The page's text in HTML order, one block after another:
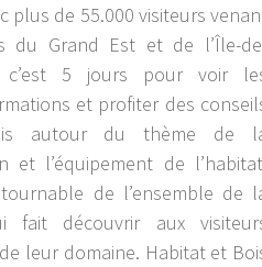
plus de 55.000 visiteurs
du Grand Est et de l’Île-
c’est 5 jours pour voir
et profiter des
autour du thème de
et l’équipement de
de l’ensemble de
fait découvrir aux
leur domaine. Habitat et